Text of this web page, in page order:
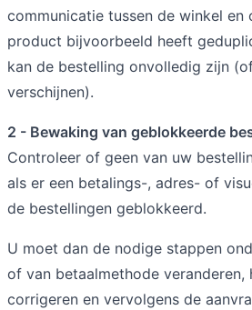
communicatie tussen de winkel en
product bijvoorbeeld heeft
kan de bestelling onvolledig zijn
verschijnen).
2 - Bewaking van geblokkeerde
Controleer of geen van uw
als er een betalings-, adres- of
de bestellingen geblokkeerd.
U moet dan de nodige stappen
of van betaalmethode veranderen,
corrigeren en vervolgens de